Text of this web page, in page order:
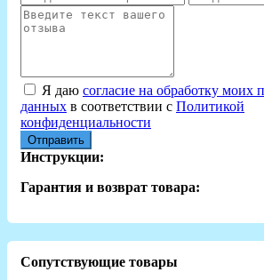
Я даю согласие на обработку моих
данных в соответствии с Политикой
конфиденциальности
Отправить
Инструкции:
Гарантия и возврат товара:
Сопутствующие товары